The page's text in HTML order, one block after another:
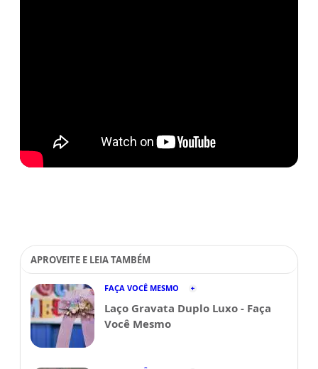
APROVEITE E LEIA TAMBÉM
FAÇA VOCÊ MESMO
Laço Gravata Duplo Luxo - Faça
Você Mesmo